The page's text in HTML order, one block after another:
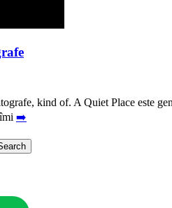
kind of. A Quiet Place este
➡️